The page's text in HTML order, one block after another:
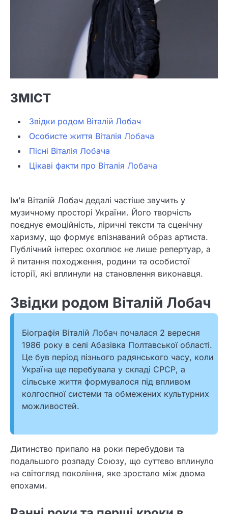
ЗМІСТ
Звідки родом Віталій Лобач
Особисте життя Віталія Лобача
Пісні Віталія Лобача
Цікаві факти про Віталія Лобача
Ім’я Віталій Лобач дедалі частіше звучить у
музичному просторі України. Його творчість
поєднує емоційність, ліричні тексти та сценічну
харизму, що формує впізнаваний образ артиста.
Публічний інтерес охоплює не лише репертуар, а
й питання походження, родини та особистої
історії, які вплинули на становлення виконавця.
Звідки родом Віталій Лобач
Біографія Віталій Лобач почалася 2 вересня
1986 року в селі Абазівка Полтавської області.
Це був період пізнього радянського часу, коли
Україна ще перебувала у складі СРСР, а
сільське життя формувалося під впливом
колгоспної системи та обмежених культурних
можливостей.
Дитинство припало на роки перебудови та
подальшого розпаду Союзу, що суттєво вплинуло
на світогляд покоління, яке зростало між двома
епохами.